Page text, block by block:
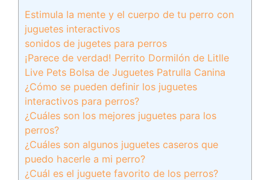
Estimula la mente y el cuerpo de tu perro con
juguetes interactivos
sonidos de jugetes para perros
¡Parece de verdad! Perrito Dormilón de Litlle
Live Pets Bolsa de Juguetes Patrulla Canina
¿Cómo se pueden definir los juguetes
interactivos para perros?
¿Cuáles son los mejores juguetes para los
perros?
¿Cuáles son algunos juguetes caseros que
puedo hacerle a mi perro?
¿Cuál es el juguete favorito de los perros?